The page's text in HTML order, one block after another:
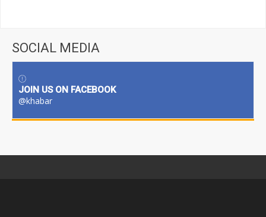
SOCIAL MEDIA
JOIN US ON FACEBOOK
@khabar